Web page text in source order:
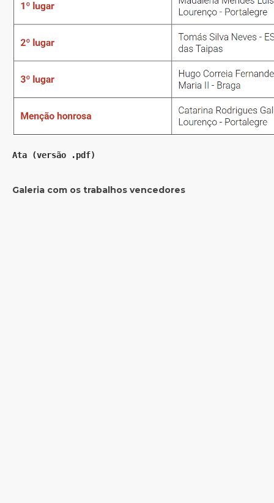
Ata (versão .pdf)
Galeria com os trabalhos vencedores